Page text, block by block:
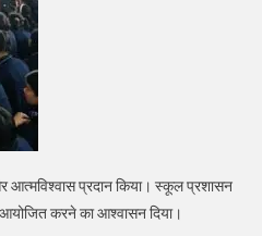
प्रदान किया। स्कूल प्रशासन
करने का आश्वासन दिया।